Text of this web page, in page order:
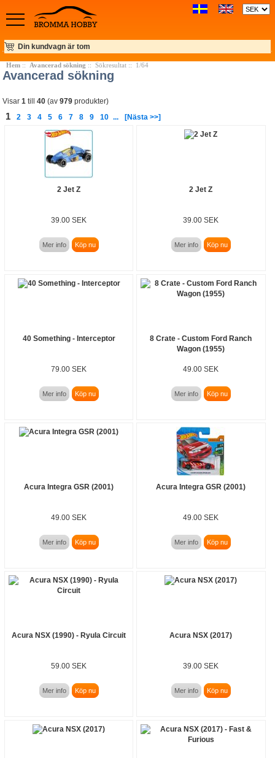
Din kundvagn är tom
Hem:: Avancerad sökning :: Sökresultat :: 1/64
Avancerad sökning
Visar1 till40 (av979 produkter)
1 2 3 4 5 6 7 8 9 10 ... [Nästa >>]
2 Jet Z
39.00 SEK
Mer info Köp nu
2 Jet Z
39.00 SEK
Mer info Köp nu
40 Something - Interceptor
79.00 SEK
Mer info Köp nu
8 Crate - Custom Ford Ranch
Wagon (1955)
49.00 SEK
Mer info Köp nu
Acura Integra GSR (2001)
49.00 SEK
Mer info Köp nu
Acura Integra GSR (2001)
49.00 SEK
Mer info Köp nu
Acura NSX (1990) - Ryula Circuit
59.00 SEK
Mer info Köp nu
Acura NSX (2017)
39.00 SEK
Mer info Köp nu